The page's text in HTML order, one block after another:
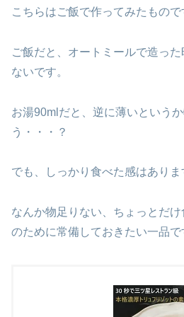
こちらはご飯で作ってみたもので
ご飯だと、オートミールで造っ
ないです。
お湯90mlだと、逆に薄いという
う・・・？
でも、しっかり食べた感はありま
なんか物足りない、ちょっとだ
のために常備しておきたい一品で